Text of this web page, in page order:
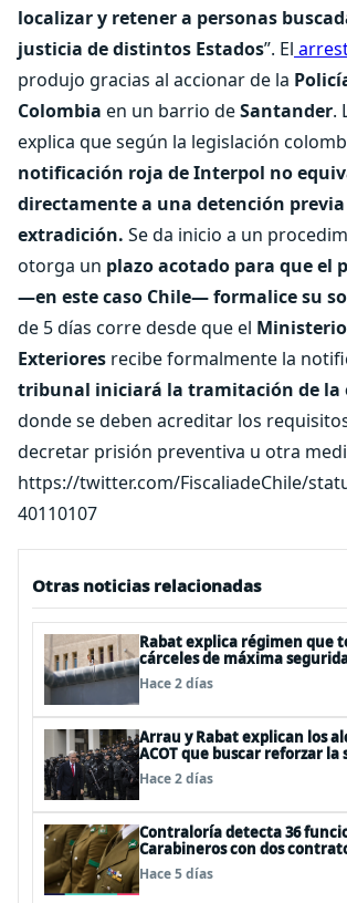
localizar y retener a personas
justicia de distintos Estados”. El
produjo gracias al accionar de la
Colombia en un barrio deSantander.
explica que según la legislación
notificación roja de Interpol no
directamente a una detención
extradición. Se da inicio a un
otorga un plazo acotado para que el
—en este caso Chile— formalice su
de 5 días corre desde que el
Exteriores recibe formalmente la
tribunal iniciará la tramitación de la
donde se deben acreditar los
decretar prisión preventiva u otra
https://twitter.com/FiscaliadeChile/
40110107
Otras noticias relacionadas
Rabat explica régimen que
cárceles de máxima
Hace 2 días
Arrau y Rabat explican los
ACOT que buscar reforzar la
Hace 2 días
Contraloría detecta 36
Carabineros con dos
mismas funciones
Hace 5 días